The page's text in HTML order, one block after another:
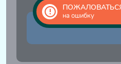
13
14
на ошибку